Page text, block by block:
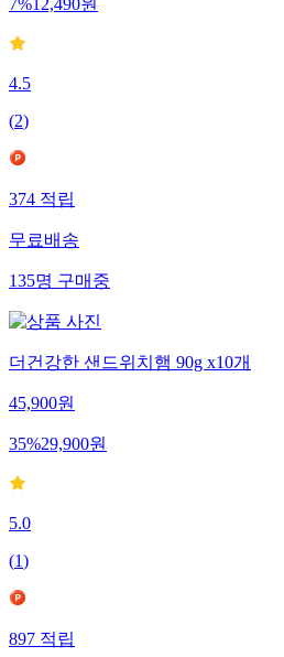
7%12,490원
4.5
(2)
374적립
무료배송
135명구매중
더건강한 샌드위치햄 90g x10개
45,900원
35%29,900원
5.0
(1)
897적립